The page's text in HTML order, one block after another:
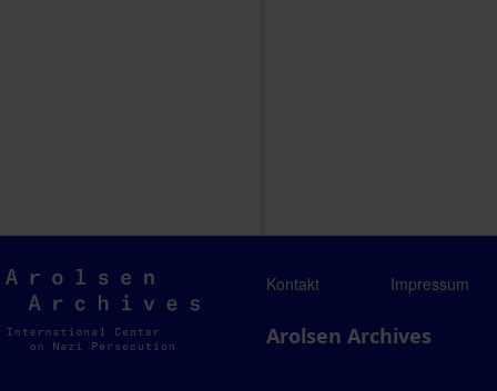
Arolsen
Archives
Kontakt Impressum
Arolsen Archives